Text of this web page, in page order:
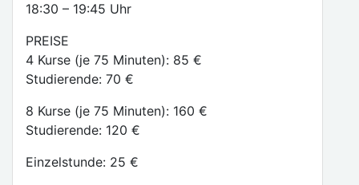
18:30 – 19:45 Uhr
PREISE
4 Kurse (je 75 Minuten): 85 €
Studierende: 70 €
8 Kurse (je 75 Minuten): 160 €
Studierende: 120 €
Einzelstunde: 25 €